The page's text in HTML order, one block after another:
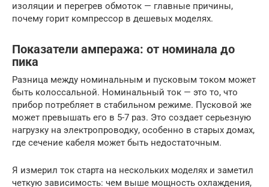
изоляции и перегрев обмоток — главные причины,
почему горит компрессор в дешевых моделях.
Показатели ампеража: от номинала до
пика
Разница между номинальным и пусковым током может
быть колоссальной. Номинальный ток — это то, что
прибор потребляет в стабильном режиме. Пусковой же
может превышать его в 5-7 раз. Это создает серьезную
нагрузку на электропроводку, особенно в старых домах,
где сечение кабеля может быть недостаточным.
Я измерил ток старта на нескольких моделях и заметил
четкую зависимость: чем выше мощность охлаждения,